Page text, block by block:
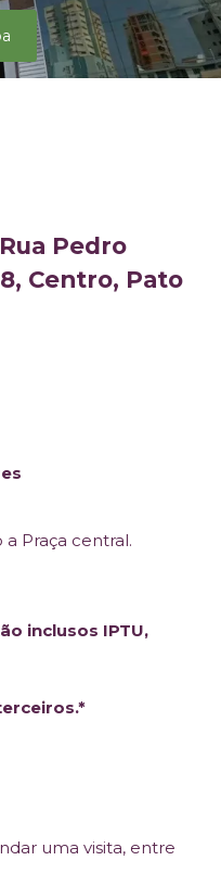
Pedro
Centro, Pato
Praça central.
inclusos IPTU,
uma visita, entre